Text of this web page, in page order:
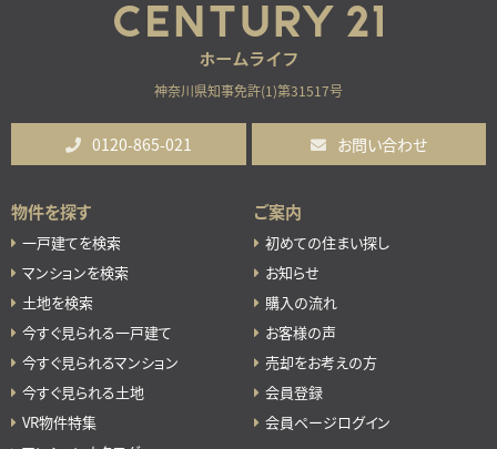
神奈川県知事免許(1)第31517号
0120-865-021 お問い合わせ
物件を探す
一戸建てを検索
マンションを検索
土地を検索
今すぐ見られる一戸建て
今すぐ見られるマンション
今すぐ見られる土地
VR物件特集
ご案内
初めての住まい探し
お知らせ
購入の流れ
お客様の声
売却をお考えの方
会員登録
会員ページログイン